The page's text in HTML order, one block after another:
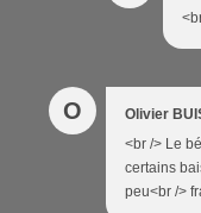
O
Olivier
<br /> Le
certains
peu<br />